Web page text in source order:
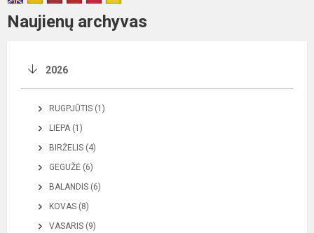
Naujienų archyvas
2026
RUGPJŪTIS (1)
LIEPA (1)
BIRŽELIS (4)
GEGUŽĖ (6)
BALANDIS (6)
KOVAS (8)
VASARIS (9)